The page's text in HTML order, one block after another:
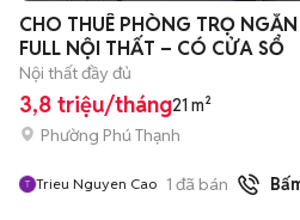
CHO THUÊ PHÒNG TRỌ
FULL NỘI THẤT – CÓ CỬA SỔ
Nội thất đầy đủ
3,8 triệu/tháng21 m²
Phường Phú Thạnh
Trieu Nguyen Cao 1 đã bán